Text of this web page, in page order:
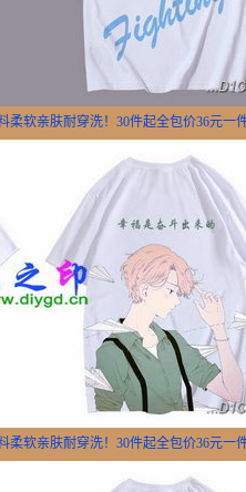
柔软亲肤耐穿洗！30件起全包价36元一
柔软亲肤耐穿洗！30件起全包价36元一